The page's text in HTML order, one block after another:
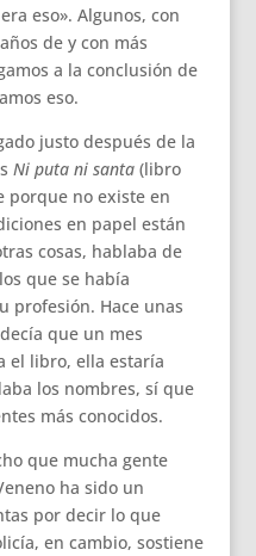
eso». Algunos, con
de y con más
a la conclusión de
eso.
justo después de la
Ni puta ni santa(libro
porque no existe en
en papel están
cosas, hablaba de
que se había
profesión. Hace unas
que un mes
el libro, ella estaría
los nombres, sí que
más conocidos.
que mucha gente
ha sido un
por decir lo que
en cambio, sostiene